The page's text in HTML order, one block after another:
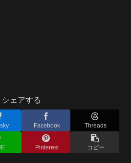
シェアする
Facebook Threads
Pinterest コピー